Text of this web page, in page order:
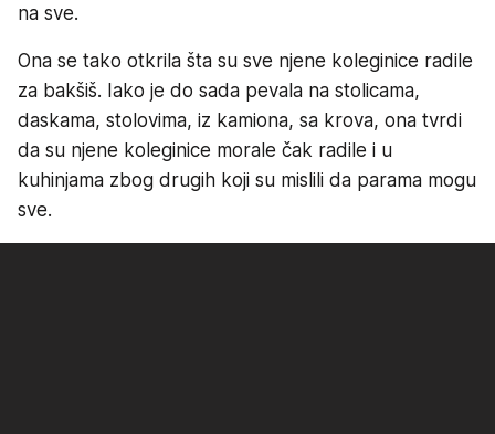
na sve.
Ona se tako otkrila šta su sve njene koleginice radile
za bakšiš. Iako je do sada pevala na stolicama,
daskama, stolovima, iz kamiona, sa krova, ona tvrdi
da su njene koleginice morale čak radile i u
kuhinjama zbog drugih koji su mislili da parama mogu
sve.